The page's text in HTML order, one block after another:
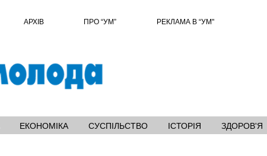
АРХІВ ПРО “УМ” РЕКЛАМА В “УМ"
ЕКОНОМІКА СУСПІЛЬСТВО ІСТОРІЯ ЗДОРОВ'Я